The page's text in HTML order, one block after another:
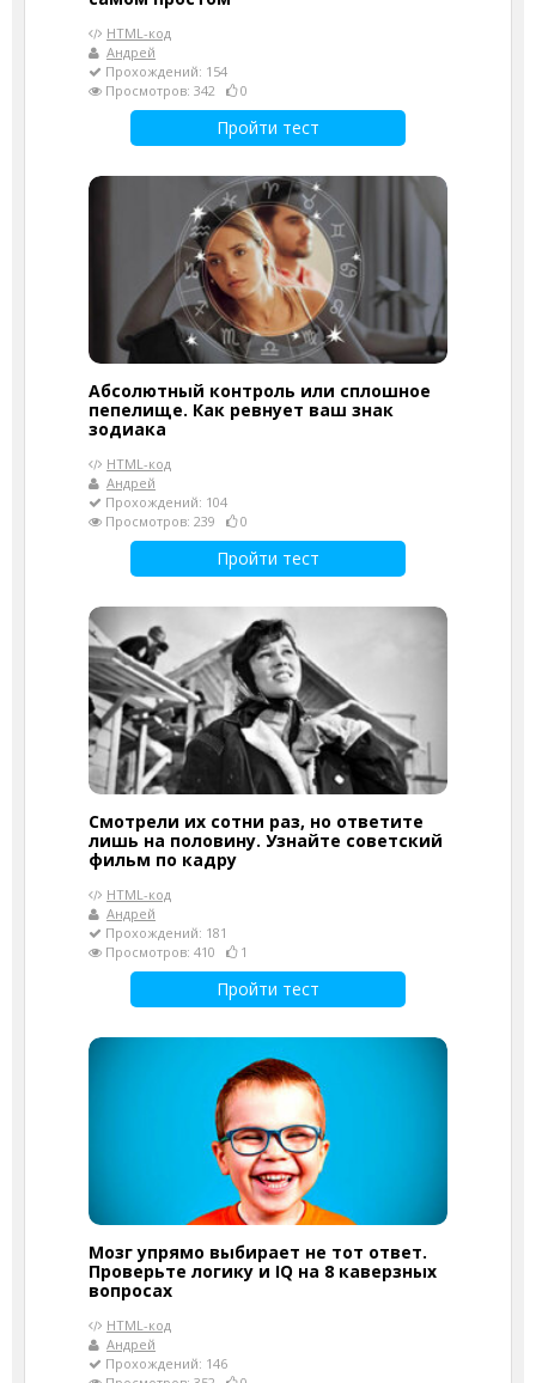
HTML-код
Андрей
Прохождений: 154
Просмотров: 342
0
Пройти тест
Абсолютный контроль или сплошное
пепелище. Как ревнует ваш знак
зодиака
HTML-код
Андрей
Прохождений: 104
Просмотров: 239
0
Пройти тест
Смотрели их сотни раз, но ответите
лишь на половину. Узнайте советский
фильм по кадру
HTML-код
Андрей
Прохождений: 181
Просмотров: 410
1
Пройти тест
Мозг упрямо выбирает не тот ответ.
Проверьте логику и IQ на 8 каверзных
вопросах
HTML-код
Андрей
Прохождений: 146